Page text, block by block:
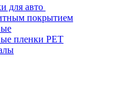
для авто
покрытием
пленки PET